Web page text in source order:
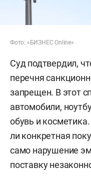
Фото: «БИЗНЕС Online»
Суд подтвердил,
перечня
запрещен. В этот
автомобили,
обувь и
ли конкретная
само нарушение
поставку